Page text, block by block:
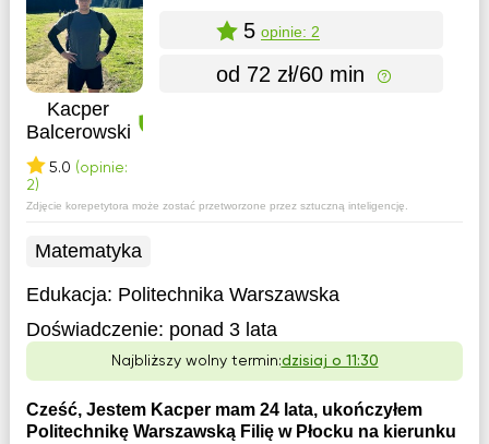
Kacper
Balcerowski
5.0 (opinie:
2)
5 opinie: 2
od 72 zł/60 min
Zdjęcie korepetytora może zostać przetworzone przez sztuczną inteligencję.
Matematyka
Edukacja: Politechnika Warszawska
Doświadczenie: ponad 3 lata
Najbliższy wolny termin:dzisiaj o 11:30
Cześć, Jestem Kacper mam 24 lata, ukończyłem
Politechnikę Warszawską Filię w Płocku na kierunku